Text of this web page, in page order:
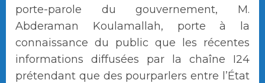
porte-parole du gouvernement, M.
Abderaman Koulamallah, porte à la
connaissance du public que les récentes
informations diffusées par la chaîne I24
prétendant que des pourparlers entre l’État